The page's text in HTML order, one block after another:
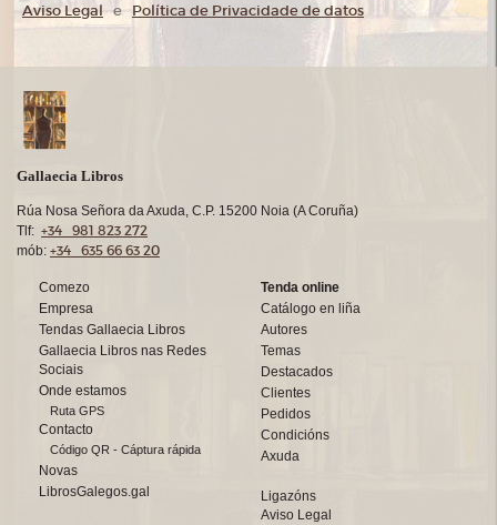
Aviso Legale Política de Privacidade de datos
Gallaecia Libros
Rúa Nosa Señora da Axuda, C.P. 15200 Noia (A Coruña)
Tlf: +34 981 823 272
mób: +34 635 66 63 20
Comezo
Empresa
Tendas Gallaecia Libros
Gallaecia Libros nas Redes
Sociais
Onde estamos
Ruta GPS
Contacto
Código QR - Cáptura rápida
Novas
LibrosGalegos.gal
Tenda online
Catálogo en liña
Autores
Temas
Destacados
Clientes
Pedidos
Condicións
Axuda
Ligazóns
Aviso Legal